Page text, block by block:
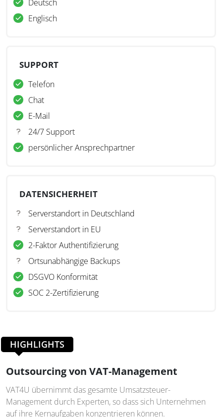
Deutsch
Englisch
SUPPORT
Telefon
Chat
E-Mail
24/7 Support
persönlicher Ansprechpartner
DATENSICHERHEIT
Serverstandort in Deutschland
Serverstandort in EU
2-Faktor Authentifizierung
Ortsunabhängige Backups
DSGVO Konformität
SOC 2-Zertifizierung
HIGHLIGHTS
Outsourcing von VAT-Management
VAT4U übernimmt das gesamte Umsatzsteuer-
Management durch Experten, so dass sich Unternehmen
auf ihre Kernaufgaben konzentrieren können.